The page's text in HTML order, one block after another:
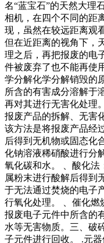
名“蓝宝石”的天然大理
相机，在四个不同的距
现，虽然在较远距离观
但在近距离的视角下，
理之后，再把报废的电
件被废弃了也不能再使
学分解化学分解销毁的
所含的有害成分溶解于
再对其进行无害化处理
报废产品的拆解、无害
该方法是将报废产品经
后得到无机物或固态化
化钠溶液稀硝酸进行分
氧化碳和水。 、酸化法
属粉末进行酸解后得到
于无法通过焚烧的电子
行氧化处理。 、催化燃
报废电子元件中所含的
水等无害物质。三、破
子元件进行回收。 .元